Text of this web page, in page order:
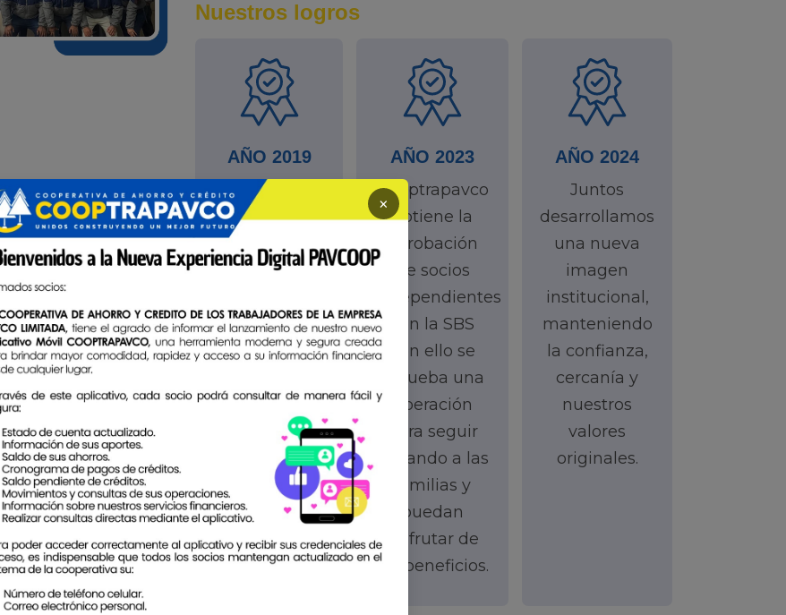
Nuestros logros
AÑO 2019
Cooptrapavco
extiende los
beneficios de
reactivación
con sus
socios
campañas de
préstamos.
AÑO 2023
Cooptrapavco
obtiene la
aprobación
de socios
independientes
con la SBS
con ello se
aprueba una
operación
para seguir
llegando a las
familias y
puedan
disfrutar de
los beneficios.
AÑO 2024
Juntos
desarrollamos
una nueva
imagen
institucional,
manteniendo
la confianza,
cercanía y
nuestros
valores
originales.
×